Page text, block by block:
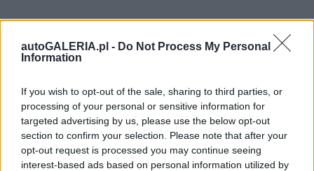
autoGALERIA.pl - Do Not Process My Personal
Information
If you wish to opt-out of the sale, sharing to third parties, or
processing of your personal or sensitive information for
targeted advertising by us, please use the below opt-out
section to confirm your selection. Please note that after your
opt-out request is processed you may continue seeing
interest-based ads based on personal information utilized by